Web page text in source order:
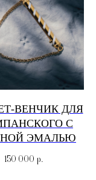
ВЕНЧИК ДЛЯ
С
ЭМАЛЬЮ
150 000 р.